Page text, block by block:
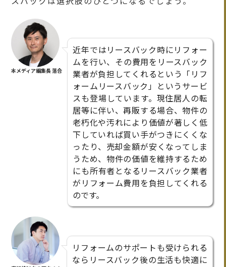
本メディア編集長 落合
近年ではリースバック時にリフォー
ムを行い、その費用をリースバック
業者が負担してくれるという「リフ
ォームリースバック」というサービ
スも登場しています。現住居人の転
居等に伴い、再販する場合、物件の
老朽化や汚れにより価値が著しく低
下していれば買い手がつきにくくな
ったり、売却金額が安くなってしま
うため、物件の価値を維持するため
にも所有者となるリースバック業者
がリフォーム費用を負担してくれる
のです。
リフォームのサポートも受けられる
ならリースバック後の生活も快適に